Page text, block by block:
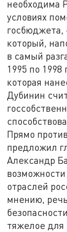
необходима
условиях
госбюджета,
который,
в самый
1995 по
которая
Дубинин
Прямо
предложил
Александр
отраслей
мнению,
тяжелое для